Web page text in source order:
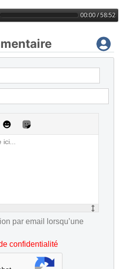
par email lorsqu’une
confidentialité